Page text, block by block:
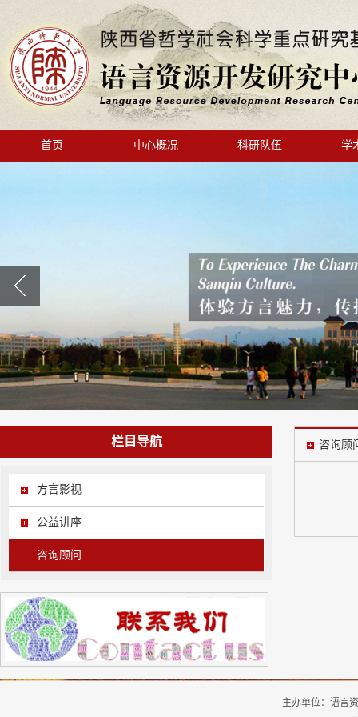
首页 中心概况 科研队伍 学
栏目导航
方言影视
公益讲座
咨询顾问
咨询顾
主办单位： 语言